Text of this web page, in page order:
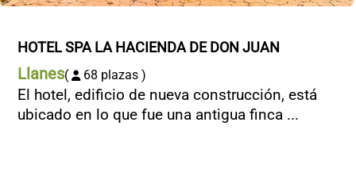
HOTEL SPA LA HACIENDA DE DON JUAN
Llanes( 68 plazas )
El hotel, edificio de nueva construcción, está
ubicado en lo que fue una antigua finca ...